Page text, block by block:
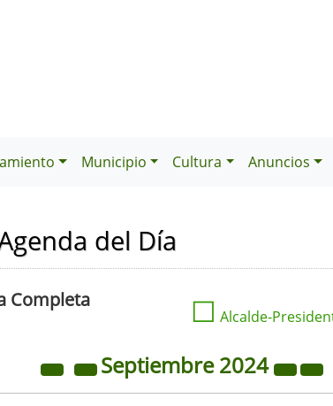
Municipio Cultura Anuncios
del Día
Completa ☐ Alcalde-
Septiembre2024